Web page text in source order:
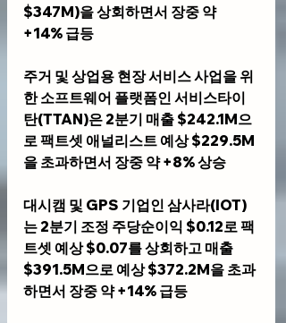
$347M)을 상회하면서 장중 약
+14% 급등
주거 및 상업용 현장 서비스 사업을 위
한 소프트웨어 플랫폼인 서비스타이
탄(TTAN)은 2분기 매출 $242.1M으
로 팩트셋 애널리스트 예상 $229.5M
을 초과하면서 장중 약 +8% 상승
대시캠 및 GPS 기업인 삼사라(IOT)
는 2분기 조정 주당순이익 $0.12로 팩
트셋 예상 $0.07를 상회하고 매출
$391.5M으로 예상 $372.2M을 초과
하면서 장중 약 +14% 급등